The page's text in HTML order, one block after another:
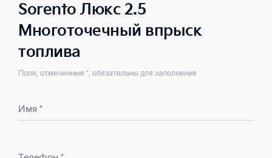
Sorento Люкс 2.5
Многоточечный впрыск
топлива
Поля, отмеченные *, обязательны для заполнения
Имя *